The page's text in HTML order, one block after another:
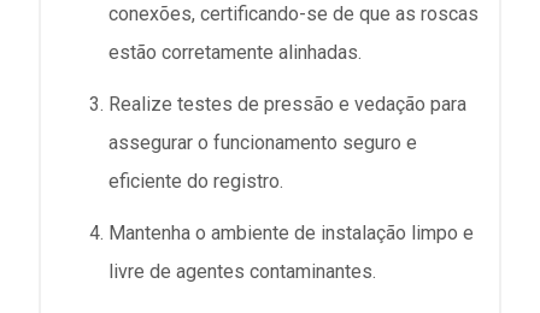
conexões, certificando-se de que as roscas
estão corretamente alinhadas.
Realize testes de pressão e vedação para
assegurar o funcionamento seguro e
eficiente do registro.
Mantenha o ambiente de instalação limpo e
livre de agentes contaminantes.